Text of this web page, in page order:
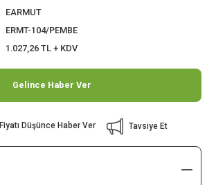
EARMUT
ERMT-104/PEMBE
1.027,26 TL + KDV
Gelince Haber Ver
Fiyatı Düşünce Haber Ver Tavsiye Et